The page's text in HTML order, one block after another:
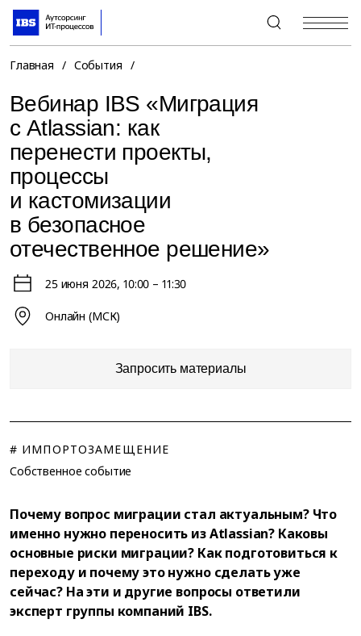
+7 (495) 967-80-80
Главная / События /
Вебинар IBS «Миграция
с Atlassian: как
перенести проекты,
процессы
и кастомизации
в безопасное
отечественное решение»
25 июня 2026, 10:00 – 11:30
Онлайн (МСК)
Запросить материалы
# ИМПОРТОЗАМЕЩЕНИЕ
Собственное событие
Почему вопрос миграции стал актуальным? Что
именно нужно переносить из Atlassian? Каковы
основные риски миграции? Как подготовиться к
переходу и почему это нужно сделать уже
сейчас? На эти и другие вопросы ответили
эксперт группы компаний IBS.